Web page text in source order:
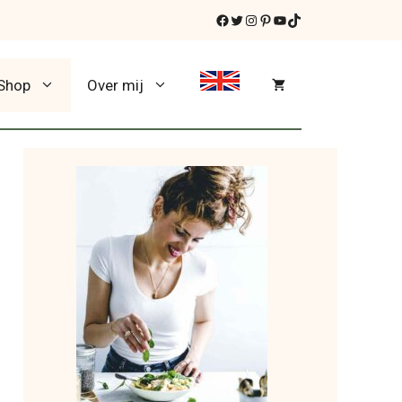
Facebook
Twitter
Instagram
Pinterest
YouTube
TikTok
Over mij